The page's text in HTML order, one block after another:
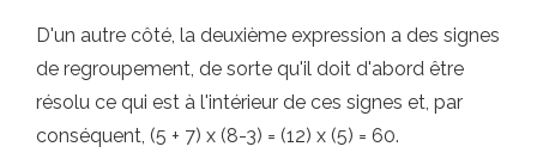
D'un autre côté, la deuxième expression a des signes
de regroupement, de sorte qu'il doit d'abord être
résolu ce qui est à l'intérieur de ces signes et, par
conséquent, (5 + 7) x (8-3) = (12) x (5) = 60.